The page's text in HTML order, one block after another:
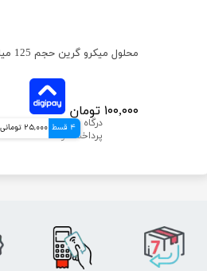
محلول میکرو گرین حجم 125 میلی لیتر
۱۰۰,۰۰۰ تومان
4 قسط 25,000 تومانی